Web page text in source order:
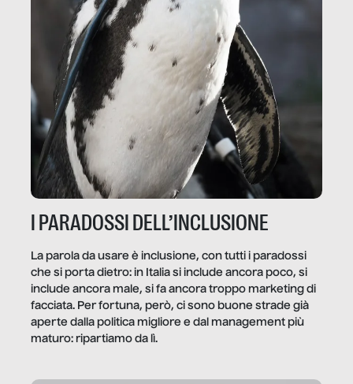
I PARADOSSI DELL’INCLUSIONE
La parola da usare è inclusione, con tutti i paradossi
che si porta dietro: in Italia si include ancora poco, si
include ancora male, si fa ancora troppo marketing di
facciata. Per fortuna, però, ci sono buone strade già
aperte dalla politica migliore e dal management più
maturo: ripartiamo da lì.